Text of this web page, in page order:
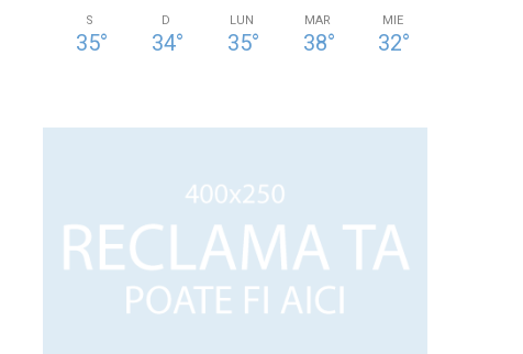
S
35°
D
34°
LUN
35°
MAR
38°
MIE
32°